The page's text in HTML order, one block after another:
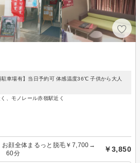
駐車場有】当日予約可 体感温度36℃ 子供から大人
、モノレール赤嶺駅近く
お顔全体まるっと脱毛￥7,700→
60分
￥3,850